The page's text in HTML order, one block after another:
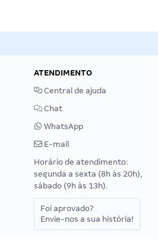
ATENDIMENTO
Central de ajuda
Chat
WhatsApp
E-mail
Horário de atendimento:
segunda a sexta (8h às 20h),
sábado (9h às 13h).
Foi aprovado?
Envie-nos a sua história!